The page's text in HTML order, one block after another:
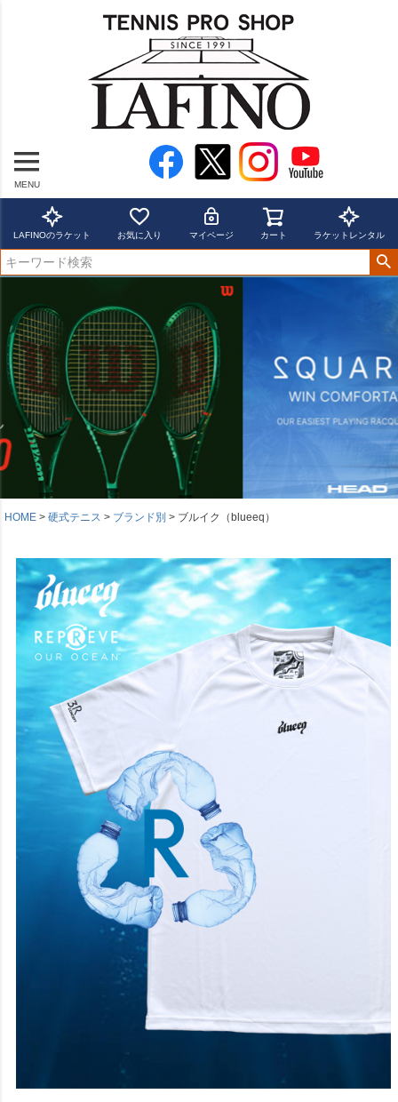
MENU
LAFINOのラケット お気に入り マイページ カート ラケットレンタル
HOME 硬式テニス ブランド別 ブルイク（blueeq）